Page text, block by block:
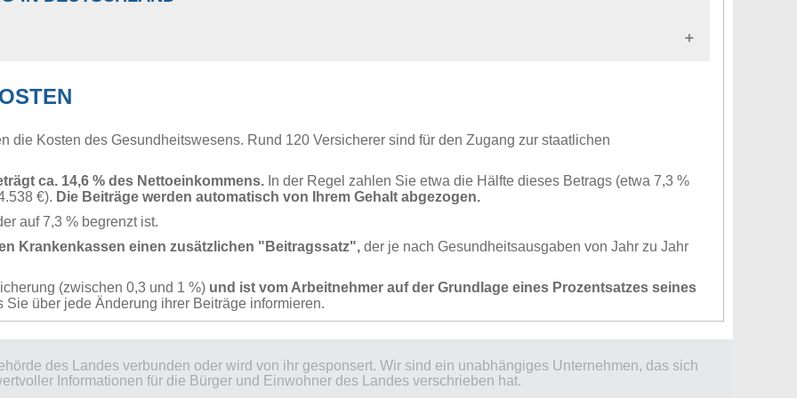
Einkommen je nach Situation nicht mehr als 415-450 € pro Monat beträgt
oder -hilfe beziehen,haben Anspruch auf die staatliche Krankenversicherung
IN DEUTSCHLAND
haben Selbstständigen mit geringeren Einkünften einen Vorteil verschafft.
Grundlage eines voraussichtlichen monatlichen Verdienstes von 2.284 Euro- was bedeutete, dass
mussten.
auf 1.038 Euro gesenkt,wodurch sich die Beiträge für Geringverdiener um Hunderte von Euro
oder der Schweiz haben auf Reisen nach Deutschland oder als vorübergehende Besucher den gleichen
Staatsangehörige.
verschiedene Angebote für unterschiedliche Budgets.
(oder rund 5.063 € im Monat),müssen Sie im gesetzlichen System bleiben.
die private Versicherung wählen, wenn Sie:
gesetzlichen Versicherung haben
die Kosten des Gesundheitswesens. Rund 120 Versicherer sind für den Zugang zur staatlichen
ca. 14,6 % des Nettoeinkommens. In der Regel zahlen Sie etwa die Hälfte dieses Betrags (etwa 7,3 %
€). Die Beiträge werden automatisch von Ihrem Gehalt abgezogen.
auf 7,3 % begrenzt ist.
Krankenkassen einen zusätzlichen "Beitragssatz", der je nach Gesundheitsausgaben von Jahr zu Jahr
(zwischen 0,3 und 1 %) und ist vom Arbeitnehmer auf der Grundlage eines Prozentsatzes seines
Sie über jede Änderung ihrer Beiträge informieren.
des Landes verbunden oder wird von ihr gesponsert. Wir sind ein unabhängiges Unternehmen, das sich
Informationen für die Bürger und Einwohner des Landes verschrieben hat.